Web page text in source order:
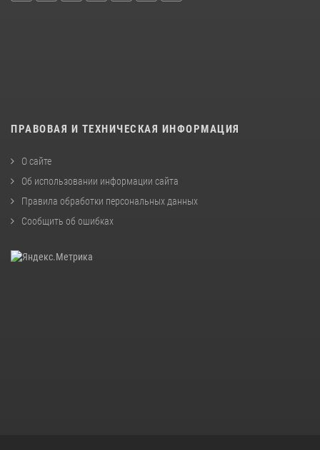
ПРАВОВАЯ И ТЕХНИЧЕСКАЯ ИНФОРМАЦИЯ
О сайте
Об использовании информации сайта
Правила обработки персональных данных
Сообщить об ошибках